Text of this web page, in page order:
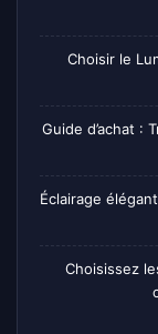
Choisir le
Guide d’achat :
Éclairage
Choisissez